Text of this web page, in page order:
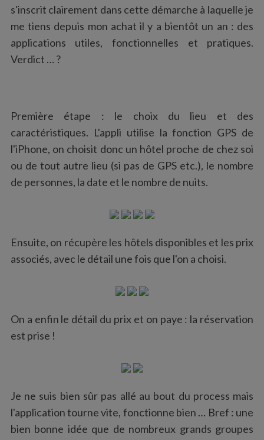
s'inscrit clairement dans cette démarche à laquelle je
me tiens depuis mon achat il y a bientôt un an : des
applications utiles, fonctionnelles et pratiques.
Verdict … ?
Première étape : le choix du lieu et des
caractéristiques. L'appli utilise la fonction GPS de
l'iPhone, on choisit donc un hôtel proche de chez soi
ou de tout autre lieu (si pas de GPS etc.), le nombre
de personnes, la date et le nombre de nuits.
Ensuite, on récupère les hôtels disponibles et les prix
associés, avec le détail une fois que l'on a choisi.
On a enfin le détail du prix et on paye : la réservation
est prise !
Je ne suis bien sûr pas allé au bout du process mais
l'application tourne vite, fonctionne bien … Bref : une
bien bonne idée que de nombreux grands groupes
r
c
h